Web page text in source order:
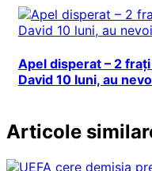
Apel disperat – 2
David 10 luni, au
Articole